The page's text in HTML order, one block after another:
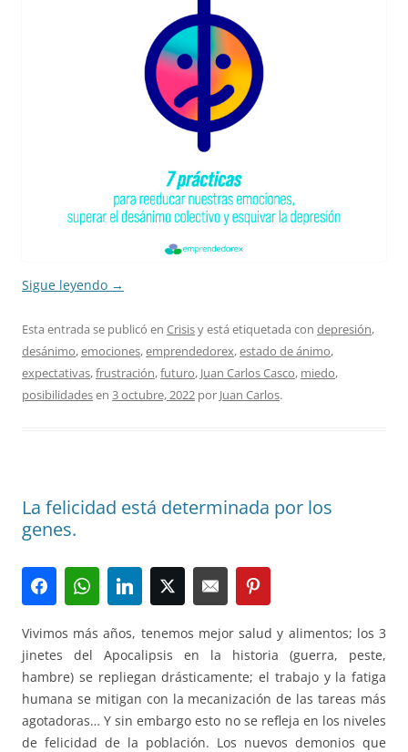
Sigue leyendo →
Esta entrada se publicó en Crisisy está etiquetada con depresión,
desánimo,emociones,emprendedorex,estado de ánimo,
expectativas,frustración,futuro, Juan Carlos Casco, miedo,
posibilidadesen 3 octubre, 2022 por Juan Carlos.
La felicidad está determinada por los
genes.
Vivimos más años, tenemos mejor salud y alimentos; los 3
jinetes del Apocalipsis en la historia (guerra, peste,
hambre) se repliegan drásticamente; el trabajo y la fatiga
humana se mitigan con la mecanización de las tareas más
agotadoras… Y sin embargo esto no se refleja en los niveles
de felicidad de la población. Los nuevos demonios que